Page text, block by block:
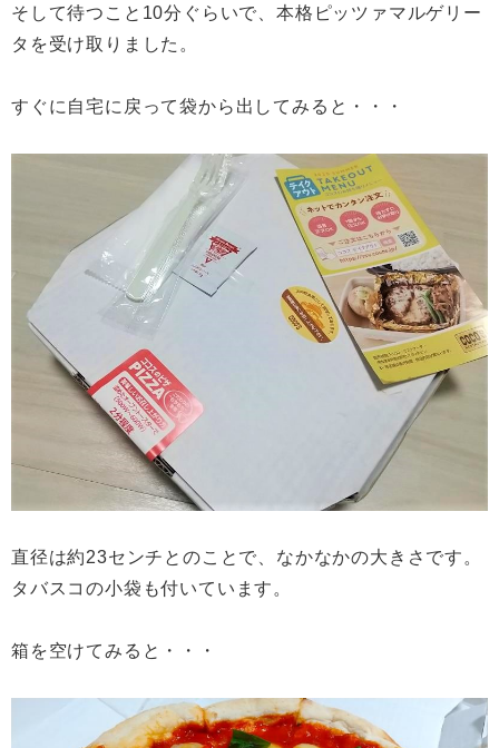
そして待つこと10分ぐらいで、本格ピッツァマルゲリー
タを受け取りました。
すぐに自宅に戻って袋から出してみると・・・
直径は約23センチとのことで、なかなかの大きさです。
タバスコの小袋も付いています。
箱を空けてみると・・・